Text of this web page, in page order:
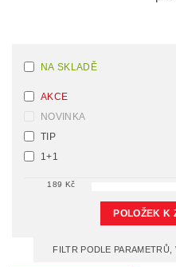
NA SKLADĚ
AKCE
NOVINKA
TIP
1+1
189 Kč
POLOŽEK K
FILTR PODLE PARAMETRŮ,